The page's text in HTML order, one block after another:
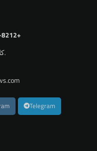
.. کابل افغانستان.
Telegram